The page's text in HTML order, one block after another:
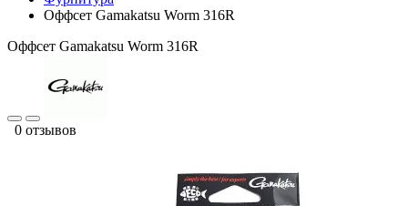
Оффсет Gamakatsu Worm 316R
Оффсет Gamakatsu Worm 316R
0 отзывов